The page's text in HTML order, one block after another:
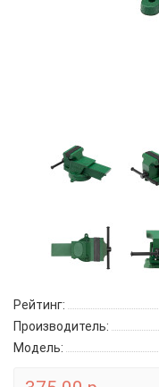
Рейтинг:
Производитель:
Модель: